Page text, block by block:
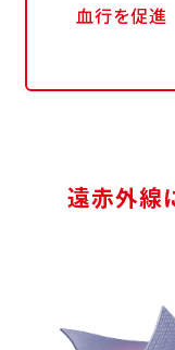
血行を促進
遠赤外線